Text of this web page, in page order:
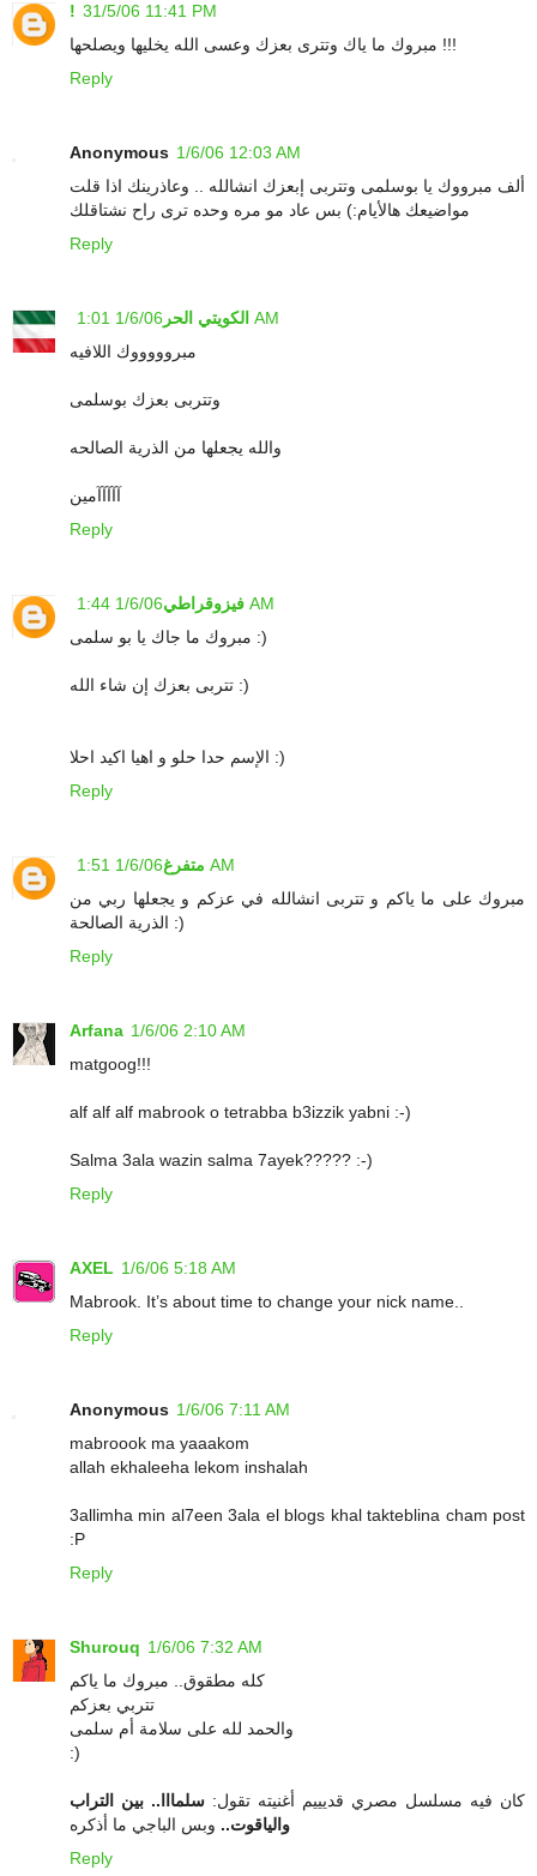
! 31/5/06 11:41 PM
مبروك ما ياك وتترى بعزك وعسى الله يخليها ويصلحها !!!
Reply
Anonymous 1/6/06 12:03 AM
ألف مبرووك يا بوسلمى وتتربى إبعزك انشالله .. وعاذرينك اذا قلت
مواضيعك هالأيام:) بس عاد مو مره وحده ترى راح نشتاقلك
Reply
الكويتي الحر 1/6/06 1:01 AM
مبروووووك اللافيه
وتتربى بعزك بوسلمى
والله يجعلها من الذرية الصالحه
آآآآآمين
Reply
فيزوقراطي 1/6/06 1:44 AM
مبروك ما جاك يا بو سلمى :)
تتربى بعزك إن شاء الله :)
الإسم حدا حلو و اهيا اكيد احلا :)
Reply
متفرغ 1/6/06 1:51 AM
مبروك على ما ياكم و تتربى انشالله في عزكم و يجعلها ربي من
الذرية الصالحة :)
Reply
Arfana 1/6/06 2:10 AM
matgoog!!!
alf alf alf mabrook o tetrabba b3izzik yabni :-)
Salma 3ala wazin salma 7ayek????? :-)
Reply
AXEL 1/6/06 5:18 AM
Mabrook. It’s about time to change your nick name..
Reply
Anonymous 1/6/06 7:11 AM
mabroook ma yaaakom
allah ekhaleeha lekom inshalah
3allimha min al7een 3ala el blogs khal takteblina cham post
:P
Reply
Shurouq 1/6/06 7:32 AM
كله مطقوق.. مبروك ما ياكم
تتربي بعزكم
والحمد لله على سلامة أم سلمى
:)
كان فيه مسلسل مصري قديييم أغنيته تقول: سلمااا.. بين التراب
والياقوت.. وبس الباجي ما أذكره
Reply